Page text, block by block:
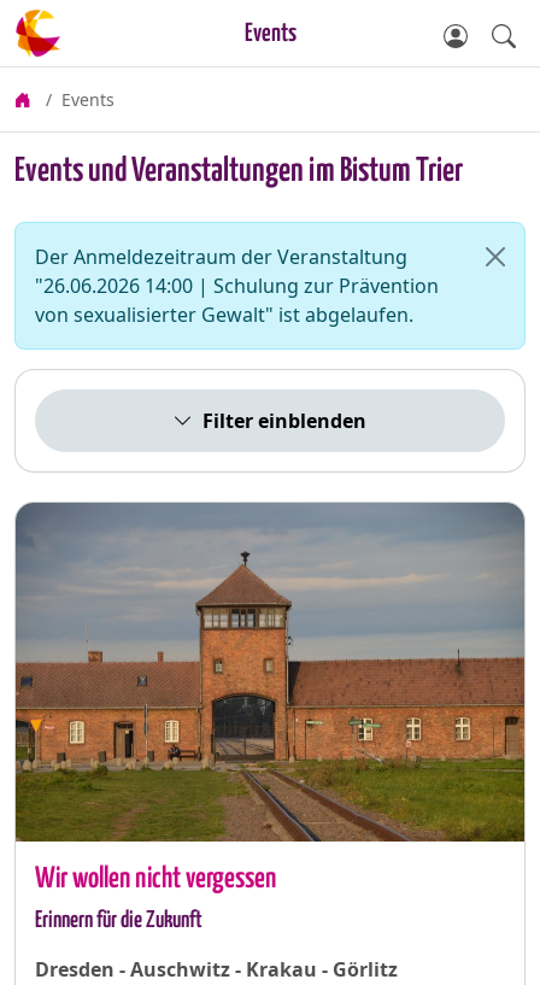
Events
Events
Events und Veranstaltungen im Bistum Trier
Der Anmeldezeitraum der Veranstaltung
"26.06.2026 14:00 | Schulung zur Prävention
von sexualisierter Gewalt" ist abgelaufen.
Filter einblenden
Wir wollen nicht vergessen
Erinnern für die Zukunft
Dresden - Auschwitz - Krakau - Görlitz